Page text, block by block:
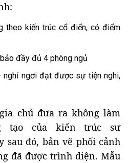
theo kiến trúc cổ điển, có điểm
đầy đủ 4 phòng ngủ
nghỉ ngơi đạt được sự tiện nghi,
chủ đưa ra không làm
tạo của kiến trúc sư
sau đó, bản vẽ phối cảnh
đã được trình diện. Mẫu